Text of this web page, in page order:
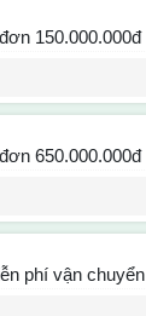
150.000.000đ
650.000.000đ
phí vận chuyển